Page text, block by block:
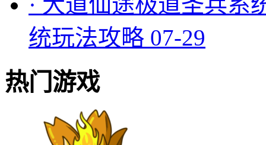
统玩法攻略 07-29
热门游戏